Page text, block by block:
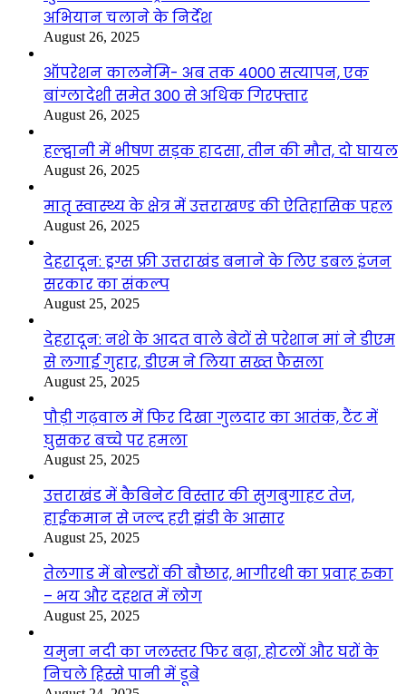
अभियान चलाने के निर्देश
August 26, 2025
ऑपरेशन कालनेमि- अब तक 4000 सत्यापन, एक
बांग्लादेशी समेत 300 से अधिक गिरफ्तार
August 26, 2025
हल्द्वानी में भीषण सड़क हादसा, तीन की मौत, दो घायल
August 26, 2025
मातृ स्वास्थ्य के क्षेत्र में उत्तराखण्ड की ऐतिहासिक पहल
August 26, 2025
देहरादून: ड्रग्स फ्री उत्तराखंड बनाने के लिए डबल इंजन
सरकार का संकल्प
August 25, 2025
देहरादून: नशे के आदत वाले बेटों से परेशान मां ने डीएम
से लगाई गुहार, डीएम ने लिया सख्त फैसला
August 25, 2025
पौड़ी गढ़वाल में फिर दिखा गुलदार का आतंक, टैंट में
घुसकर बच्चे पर हमला
August 25, 2025
उत्तराखंड में कैबिनेट विस्तार की सुगबुगाहट तेज,
हाईकमान से जल्द हरी झंडी के आसार
August 25, 2025
तेलगाड में बोल्डरों की बौछार, भागीरथी का प्रवाह रुका
– भय और दहशत में लोग
August 25, 2025
यमुना नदी का जलस्तर फिर बढ़ा, होटलों और घरों के
निचले हिस्से पानी में डूबे